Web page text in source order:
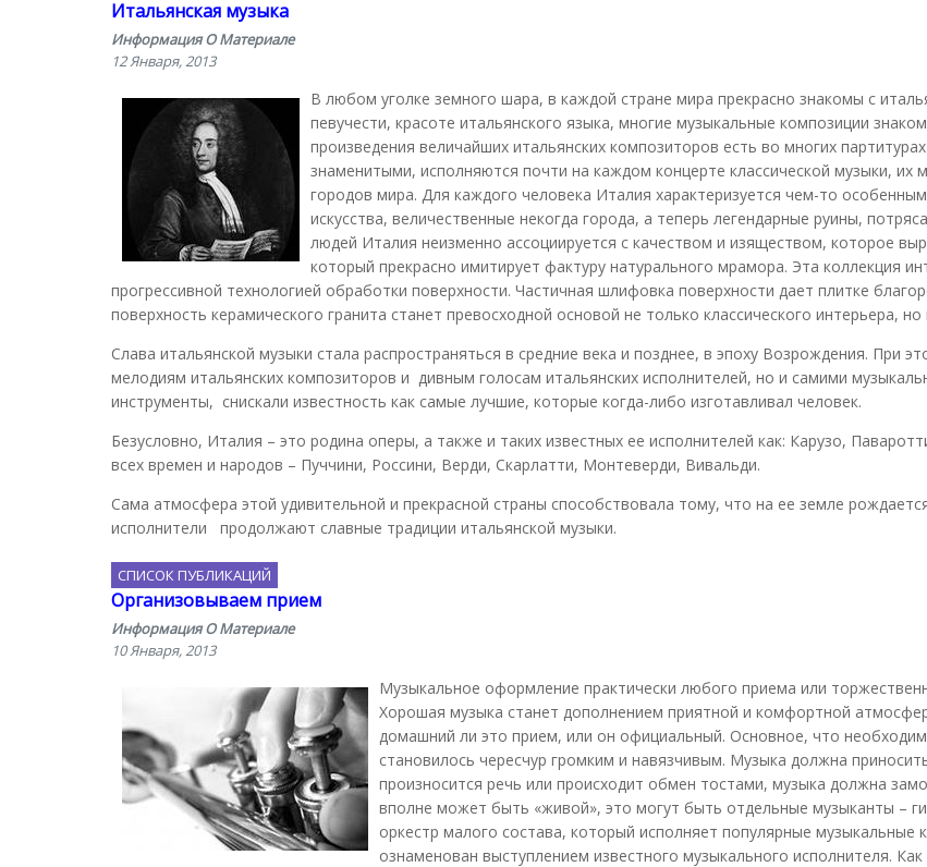
Итальянская музыка
Информация О Материале
12 Января, 2013
В любом уголке земного шара, в каждой стране мира прекрасно знакомы с
певучести, красоте итальянского языка, многие музыкальные композиции
произведения величайших итальянских композиторов есть во многих
знаменитыми, исполняются почти на каждом концерте классической музыки, их
городов мира. Для каждого человека Италия характеризуется чем-то
искусства, величественные некогда города, а теперь легендарные руины,
людей Италия неизменно ассоциируется с качеством и изяществом, которое
который прекрасно имитирует фактуру натурального мрамора. Эта коллекция
прогрессивной технологией обработки поверхности. Частичная шлифовка поверхности дает плитке
поверхность керамического гранита станет превосходной основой не только классического интерьера,
Слава итальянской музыки стала распространяться в средние века и позднее, в эпоху Возрождения. При
мелодиям итальянских композиторов и дивным голосам итальянских исполнителей, но и самими
инструменты, снискали известность как самые лучшие, которые когда-либо изготавливал человек.
Безусловно, Италия – это родина оперы, а также и таких известных ее исполнителей как: Карузо,
всех времен и народов – Пуччини, Россини, Верди, Скарлатти, Монтеверди, Вивальди.
Сама атмосфера этой удивительной и прекрасной страны способствовала тому, что на ее земле
исполнители продолжают славные традиции итальянской музыки.
СПИСОК ПУБЛИКАЦИЙ
Организовываем прием
Информация О Материале
10 Января, 2013
Музыкальное оформление практически любого приема или
Хорошая музыка станет дополнением приятной и комфортной
домашний ли это прием, или он официальный. Основное, что
становилось чересчур громким и навязчивым. Музыка должна
произносится речь или происходит обмен тостами, музыка должна
вполне может быть «живой», это могут быть отдельные музыканты –
оркестр малого состава, который исполняет популярные
ознаменован выступлением известного музыкального исполнителя.